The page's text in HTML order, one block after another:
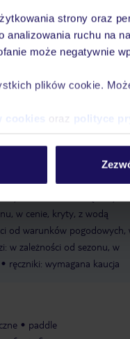
strony oraz
ruchu na
może negatywnie
plików cookie.
oraz polityce
animacje dla dzieci: 3-17 lat, luty
ok. 4 €/dzień
w cenie, kryty, z wodą
od warunków pogodowych,
w zależności od sezonu, w
ręczniki: wymagana kaucja
paddle